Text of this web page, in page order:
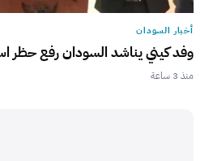
أخبار السودان
وفد كيني يناشد السودان رفع حظر
منذ 3 ساعة